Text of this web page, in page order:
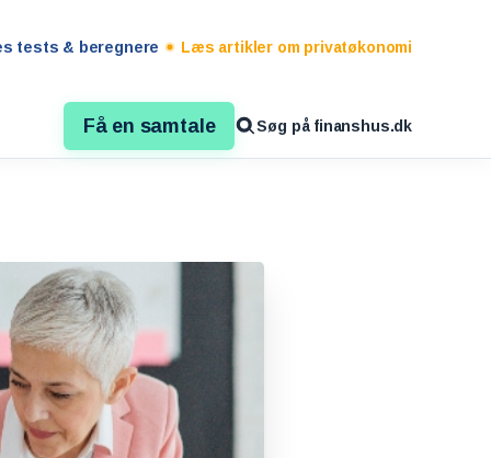
tests & beregnere Læs artikler om privatøkonomi
Få en samtale Søg på finanshus.dk